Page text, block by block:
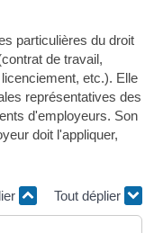
particulières du droit
de travail,
etc.). Elle
représentatives des
d'employeurs. Son
doit l'appliquer,
Tout déplier